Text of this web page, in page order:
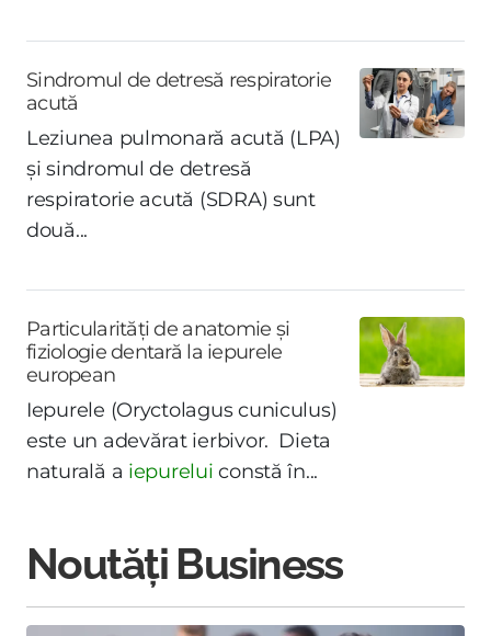
Sindromul de detresă respiratorie
acută
Leziunea pulmonară acută (LPA)
și sindromul de detresă
respiratorie acută (SDRA) sunt
două...
Particularități de anatomie și
fiziologie dentară la iepurele
european
Iepurele (Oryctolagus cuniculus)
este un adevărat ierbivor. Dieta
naturală a iepurelui constă în...
Noutăți Business